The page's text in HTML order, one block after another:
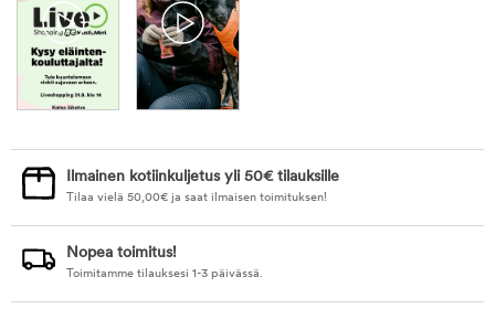
Ilmainen kotiinkuljetus yli 50€ tilauksille
Tilaa vielä 50,00€ ja saat ilmaisen toimituksen!
Nopea toimitus!
Toimitamme tilauksesi 1-3 päivässä.